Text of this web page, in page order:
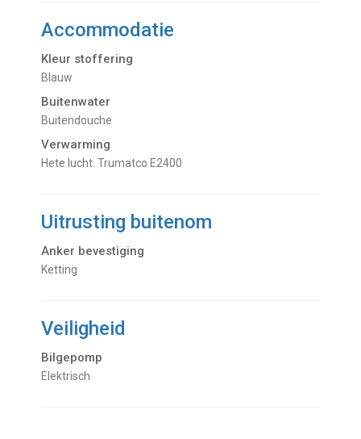
Accommodatie
Kleur stoffering
Blauw
Buitenwater
buitendouche
Verwarming
hete lucht. Trumatco E2400
Uitrusting buitenom
Anker bevestiging
Ketting
Veiligheid
Bilgepomp
Elektrisch